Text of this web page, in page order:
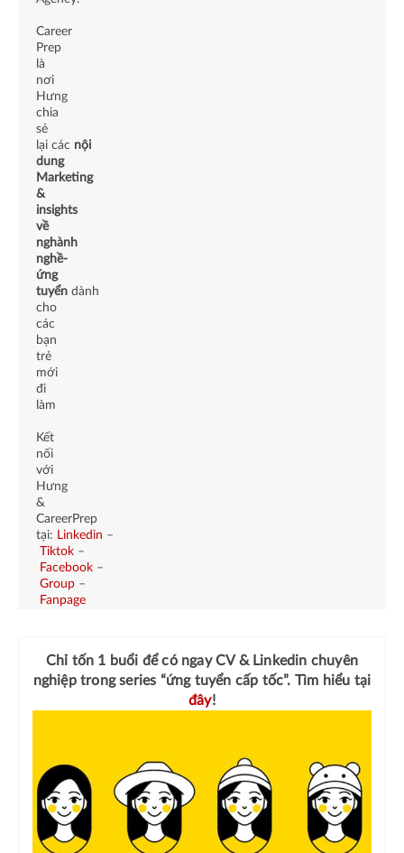
Career
Prep
là
nơi
Hưng
chia
sẻ
lại các nội
dung
Marketing
&
insights
về
nghành
nghề-
ứng
tuyển dành
cho
các
bạn
trẻ
mới
đi
làm
Kết
nối
với
Hưng
&
CareerPrep
tại: Linkedin –
Tiktok –
Facebook –
Group –
Fanpage
Chỉ tốn 1 buổi để có ngayCV & Linkedin chuyên
nghiệptrong series “ứng tuyển cấp tốc”. Tìm hiểu tại
đây!